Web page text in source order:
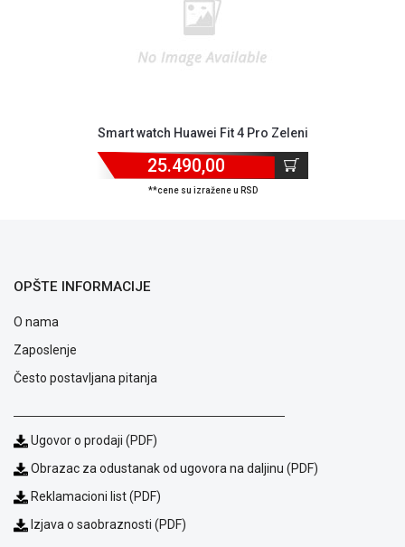
Saobraznost
Politika
kolačićima
Provera
OUTLET
WEB
KREDIT
Smart watch Huawei Fit 4 Pro Zeleni
25.490,00
**cene su izražene u RSD
OPŠTE INFORMACIJE
O nama
Zaposlenje
Često postavljana pitanja
Ugovor o prodaji (PDF)
Obrazac za odustanak od ugovora na daljinu (PDF)
Reklamacioni list (PDF)
Izjava o saobraznosti (PDF)